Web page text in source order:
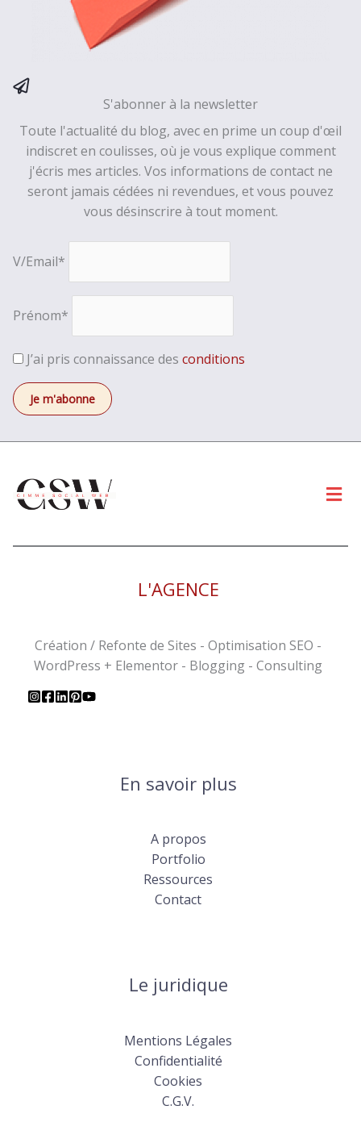
S'abonner à la newsletter
Toute l'actualité du blog, avec en prime un coup d'œil
indiscret en coulisses, où je vous explique comment
j'écris mes articles. Vos informations de contact ne
seront jamais cédées ni revendues, et vous pouvez
vous désinscrire à tout moment.
V/Email*
Prénom*
J’ai pris connaissance des conditions
L'AGENCE
Création / Refonte de Sites - Optimisation SEO -
WordPress + Elementor - Blogging - Consulting
En savoir plus
A propos
Portfolio
Ressources
Contact
Le juridique
Mentions Légales
Confidentialité
Cookies
C.G.V.